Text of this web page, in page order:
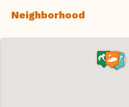
Neighborhood